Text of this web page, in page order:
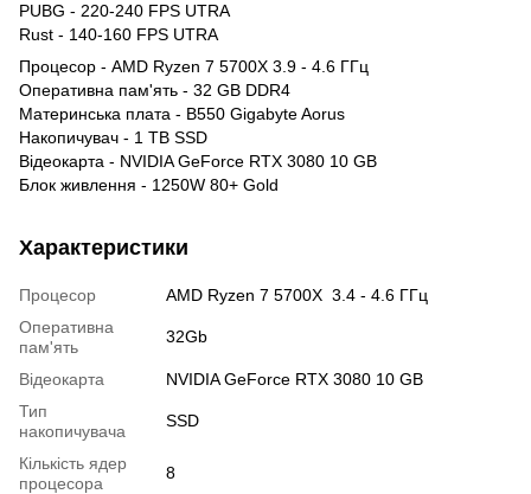
PUBG - 220-240 FPS UTRA
Rust - 140-160 FPS UTRA
Процесор - AMD Ryzen 7 5700X 3.9 - 4.6 ГГц
Оперативна пам'ять - 32 GB DDR4
Материнська плата - B550 Gigabyte Aorus
Накопичувач - 1 TB SSD
Відеокарта - NVIDIA GeForce RTX 3080 10 GB
Блок живлення - 1250W 80+ Gold
Характеристики
Процесор
AMD Ryzen 7 5700X 3.4 - 4.6 ГГц
Оперативна
пам'ять
32Gb
Відеокарта
NVIDIA GeForce RTX 3080 10 GB
Тип
накопичувача
SSD
Кількість ядер
процесора
8